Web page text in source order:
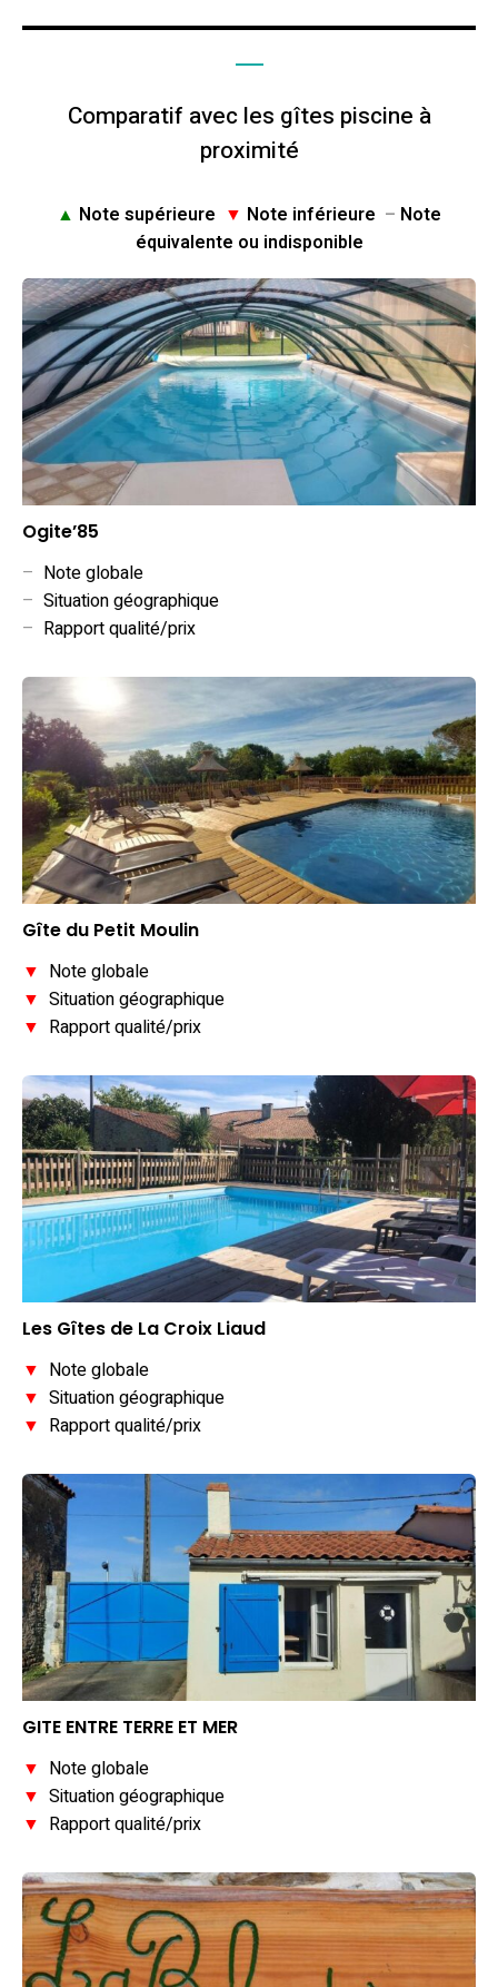
Comparatif avec les gîtes piscine à
proximité
▲ Note supérieure ▼ Note inférieure – Note
équivalente ou indisponible
Ogite’85
– Note globale
– Situation géographique
– Rapport qualité/prix
Gîte du Petit Moulin
▼ Note globale
▼ Situation géographique
▼ Rapport qualité/prix
Les Gîtes de La Croix Liaud
▼ Note globale
▼ Situation géographique
▼ Rapport qualité/prix
GITE ENTRE TERRE ET MER
▼ Note globale
▼ Situation géographique
▼ Rapport qualité/prix